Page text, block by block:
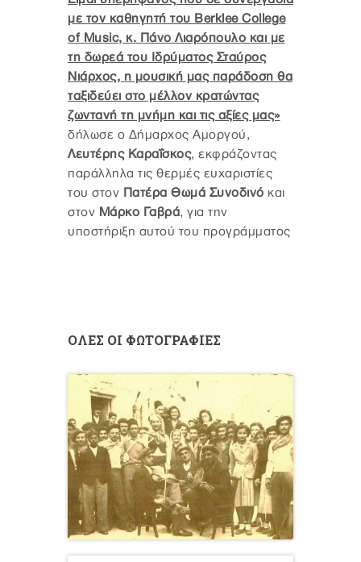
με τον καθηγητή του Berklee College
of Music, κ. Πάνο Λιαρόπουλο και με
τη δωρεά του Ιδρύματος Σταύρος
Νιάρχος, η μουσική μας παράδοση θα
ταξιδεύει στο μέλλον κρατώντας
ζωντανή τη μνήμη και τις αξίες μας»
δήλωσε ο Δήμαρχος Αμοργού,
Λευτέρης Καραΐσκος, εκφράζοντας
παράλληλα τις θερμές ευχαριστίες
του στον Πατέρα Θωμά Συνοδινό και
στον Μάρκο Γαβρά, για την
υποστήριξη αυτού του προγράμματος
ΟΛΕΣ ΟΙ ΦΩΤΟΓΡΑΦΙΕΣ